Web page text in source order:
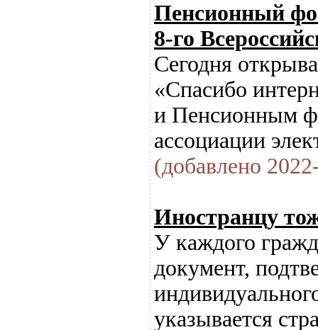
Пенсионный
8-го
Сегодня
«Спасибо
и Пенсионным
ассоциации
(добавлено
Иностранцу
У каждого
документ,
указывается